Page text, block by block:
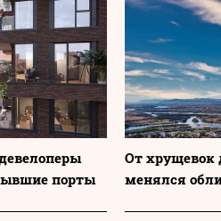
порты
От хрущевок
менялся